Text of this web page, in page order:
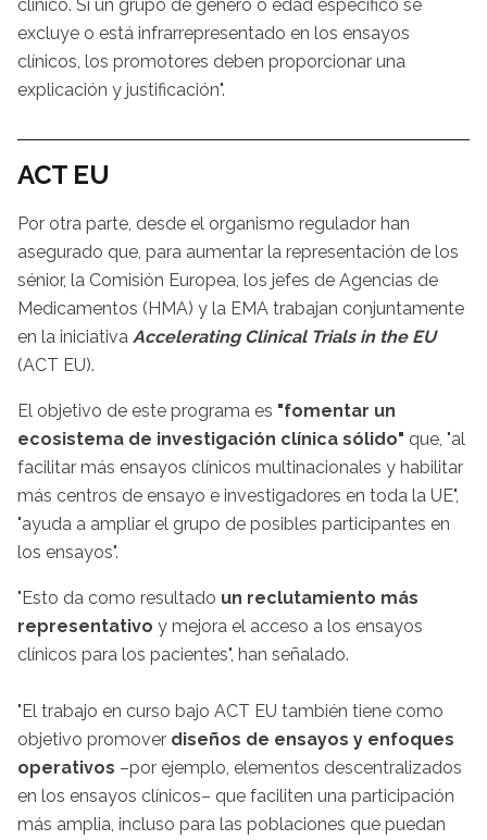
clínico. Si un grupo de género o edad específico se
excluye o está infrarrepresentado en los ensayos
clínicos, los promotores deben proporcionar una
explicación y justificación".
ACT EU
Por otra parte, desde el organismo regulador han
asegurado que, para aumentar la representación de los
sénior, la Comisión Europea, los jefes de Agencias de
Medicamentos (HMA) y la EMA trabajan conjuntamente
en la iniciativa Accelerating Clinical Trials in the EU
(ACT EU).
El objetivo de este programa es "fomentar un
ecosistema de investigación clínica sólido" que, "al
facilitar más ensayos clínicos multinacionales y habilitar
más centros de ensayo e investigadores en toda la UE",
"ayuda a ampliar el grupo de posibles participantes en
los ensayos".
"Esto da como resultado un reclutamiento más
representativo y mejora el acceso a los ensayos
clínicos para los pacientes", han señalado.
"El trabajo en curso bajo ACT EU también tiene como
objetivo promover diseños de ensayos y enfoques
operativos –por ejemplo, elementos descentralizados
en los ensayos clínicos– que faciliten una participación
más amplia, incluso para las poblaciones que puedan